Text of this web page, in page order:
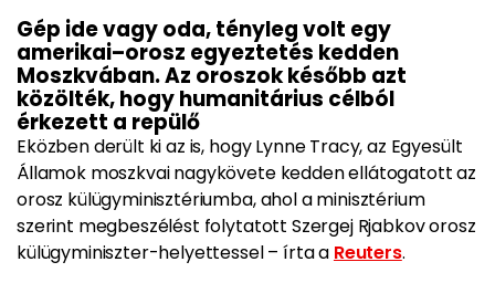
Gép ide vagy oda, tényleg volt egy
amerikai–orosz egyeztetés kedden
Moszkvában. Az oroszok később azt
közölték, hogy humanitárius célból
érkezett a repülő
Eközben derült ki az is, hogy Lynne Tracy, az Egyesült
Államok moszkvai nagykövete kedden ellátogatott az
orosz külügyminisztériumba, ahol a minisztérium
szerint megbeszélést folytatott Szergej Rjabkov orosz
külügyminiszter-helyettessel – írta a Reuters.